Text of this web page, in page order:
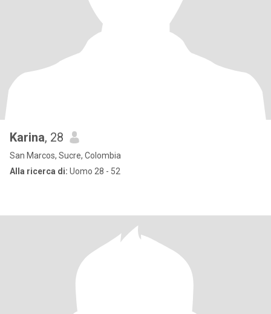
Karina, 28
San Marcos, Sucre, Colombia
Alla ricerca di: Uomo 28 - 52